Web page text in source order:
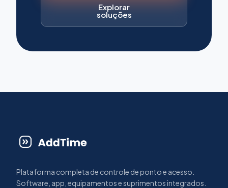
Explorar
soluções
Plataforma completa de controle de ponto e acesso.
Software, app, equipamentos e suprimentos integrados.